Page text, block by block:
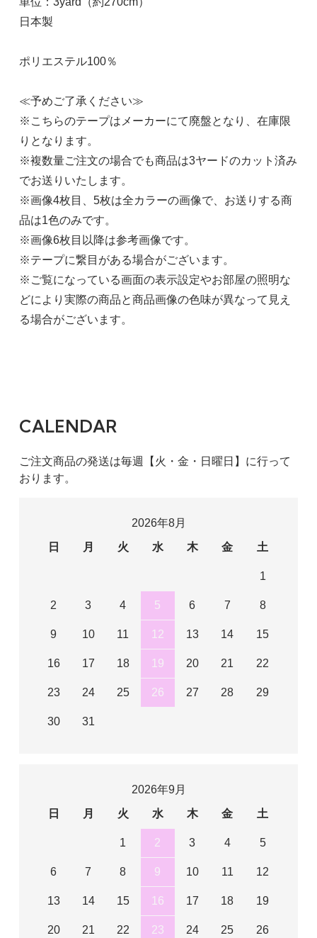
日本製
ポリエステル100％
≪予めご了承ください≫
※こちらのテープはメーカーにて廃盤となり、在庫限
りとなります。
※複数量ご注文の場合でも商品は3ヤードのカット済み
でお送りいたします。
※画像4枚目、5枚は全カラーの画像で、お送りする商
品は1色のみです。
※画像6枚目以降は参考画像です。
※テープに繋目がある場合がございます。
※ご覧になっている画面の表示設定やお部屋の照明な
どにより実際の商品と商品画像の色味が異なって見え
る場合がございます。
CALENDAR
ご注文商品の発送は毎週【火・金・日曜日】に行って
おります。
2026年8月
日
月 火 水 木 金 土
1
2 3 4 5 6 7 8
9 10 11 12 13 14 15
16 17 18 19 20 21 22
23 24 25 26 27 28 29
30 31
2026年9月
日
月 火 水 木 金 土
1 2 3 4 5
6 7 8 9 10 11 12
13 14 15 16 17 18 19
20 21 22 23 24 25 26